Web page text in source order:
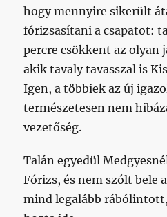
hogy mennyire sikerült
fórizsasítani a csapatot:
percre csökkent az olyan
akik tavaly tavasszal is
Igen, a többiek az új
természetesen nem
vezetőség.
Talán egyedül
Fórizs, és nem szólt bele
mind legalább